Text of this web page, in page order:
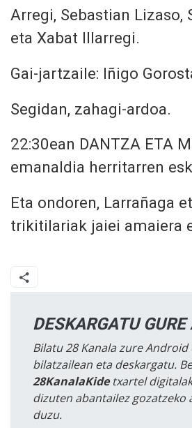
Arregi, Sebastian Lizaso,
eta Xabat Illarregi.
Gai-jartzaile: Iñigo
Segidan, zahagi-ardoa.
22:30ean DANTZA ETA
emanaldia herritarren
Eta ondoren, Larrañaga
trikitilariak jaiei amaiera
DESKARGATU GURE
Bilatu 28 Kanala zure Android
bilatzailean eta deskargatu.
28KanalaKidetxartel
dizuten abantailez gozatzeko
duzu.